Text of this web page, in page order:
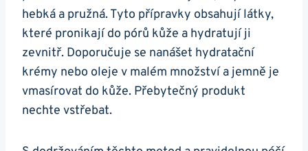
hebká a pružná. Tyto přípravky ⁤obsahují látky,
které pronikají do ⁢pórů kůže a hydratují ji
zevnitř. ⁢Doporučuje se nanášet hydratační
krémy nebo oleje v malém množství a jemně je
vmasírovat do kůže. Přebytečný produkt
nechte vstřebat.